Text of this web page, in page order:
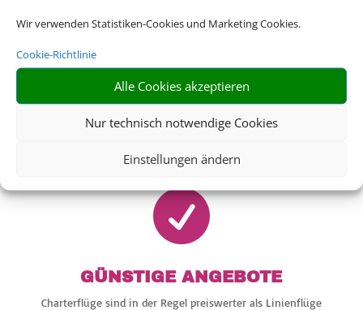
Wir verwenden Statistiken-Cookies und Marketing Cookies.
Cookie-Richtlinie
Alle Cookies akzeptieren
Nur technisch notwendige Cookies
Einstellungen ändern
NO FRILLS
Keine unnötigen zusätzlichen Angebote und
Dienstleistungen

GÜNSTIGE ANGEBOTE
Charterflüge sind in der Regel preiswerter als Linienflüge